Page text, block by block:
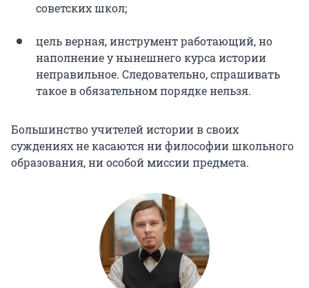
советских школ;
цель верная, инструмент работающий, но
наполнение у нынешнего курса истории
неправильное. Следовательно, спрашивать
такое в обязательном порядке нельзя.
Большинство учителей истории в своих
суждениях не касаются ни философии школьного
образования, ни особой миссии предмета.